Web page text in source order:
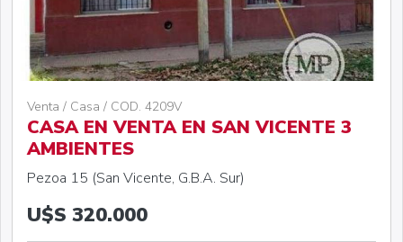
Venta / Casa / COD. 4209V
CASA EN VENTA EN SAN VICENTE 3
AMBIENTES
Pezoa 15 (San Vicente, G.B.A. Sur)
U$S 320.000